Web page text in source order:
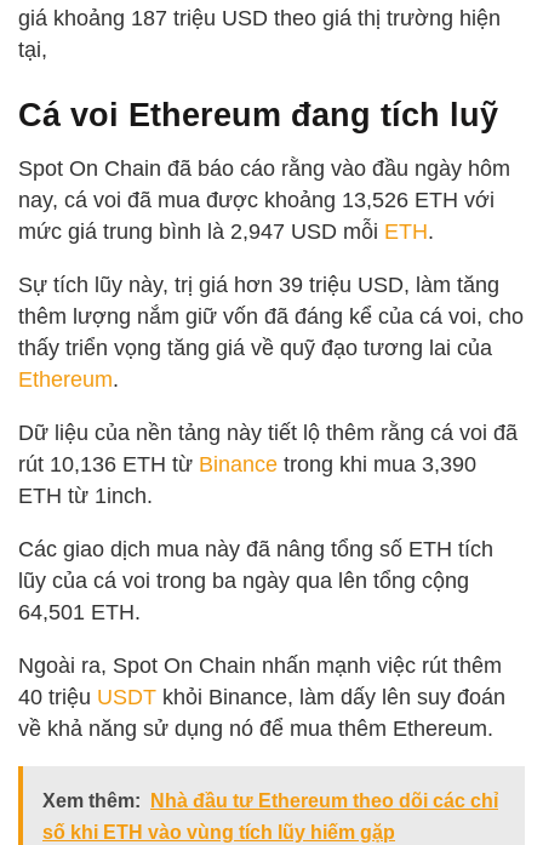
giá khoảng 187 triệu USD theo giá thị trường hiện
tại,
Cá voi Ethereum đang tích luỹ
Spot On Chain đã báo cáo rằng vào đầu ngày hôm
nay, cá voi đã mua được khoảng 13,526 ETH với
mức giá trung bình là 2,947 USD mỗi ETH.
Sự tích lũy này, trị giá hơn 39 triệu USD, làm tăng
thêm lượng nắm giữ vốn đã đáng kể của cá voi, cho
thấy triển vọng tăng giá về quỹ đạo tương lai của
Ethereum.
Dữ liệu của nền tảng này tiết lộ thêm rằng cá voi đã
rút 10,136 ETH từ Binance trong khi mua 3,390
ETH từ 1inch.
Các giao dịch mua này đã nâng tổng số ETH tích
lũy của cá voi trong ba ngày qua lên tổng cộng
64,501 ETH.
Ngoài ra, Spot On Chain nhấn mạnh việc rút thêm
40 triệu USDT khỏi Binance, làm dấy lên suy đoán
về khả năng sử dụng nó để mua thêm Ethereum.
Xem thêm:
Nhà đầu tư Ethereum theo dõi các chỉ
số khi ETH vào vùng tích lũy hiếm gặp